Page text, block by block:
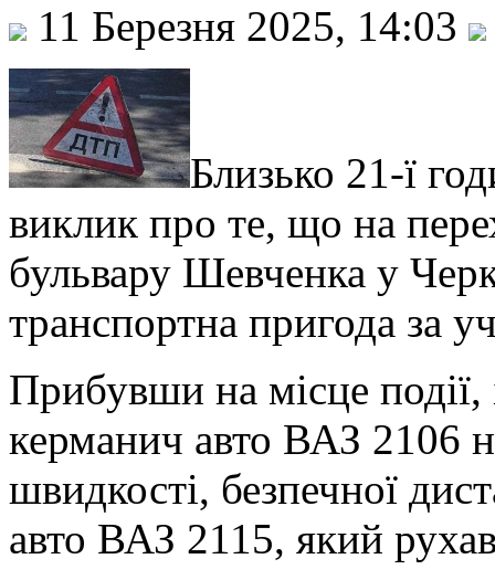
11 Березня 2025, 14:03
Близько 21-ї
виклик про те, що на
бульвару Шевченка у
транспортна пригода за
Прибувши на місце
керманич авто ВАЗ 2106
швидкості, безпечної
авто ВАЗ 2115, який